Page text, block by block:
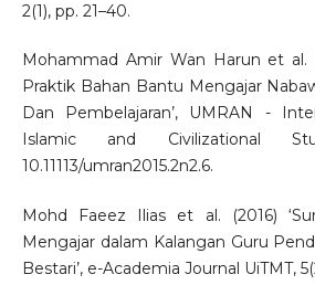
2(1), pp. 21–40.
Mohammad Amir Wan Harun et al.
Praktik Bahan Bantu Mengajar
Dan Pembelajaran’, UMRAN -
Islamic and Civilizational
10.11113/umran2015.2n2.6.
Mohd Faeez Ilias et al. (2016)
Mengajar dalam Kalangan Guru
Bestari’, e-Academia Journal UiTMT,